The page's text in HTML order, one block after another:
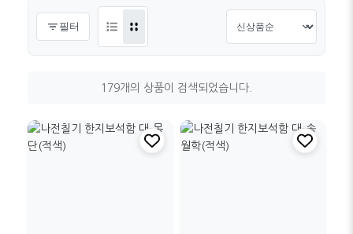
필터
179개의 상품이 검색되었습니다.